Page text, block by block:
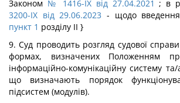
Законом № 1416-IX від 27.04.2021 ; в
3200-IX від 29.06.2023 - щодо
пункт 1 розділу ІІ }
9. Суд проводить розгляд судової
формах, визначених Положенням
інформаційно-комунікаційну систему
що визначають порядок
підсистем (модулів).